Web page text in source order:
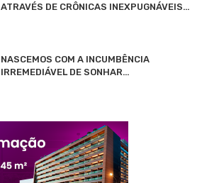
ATRAVÉS DE CRÔNICAS INEXPUGNÁVEIS…
NASCEMOS COM A INCUMBÊNCIA
IRREMEDIÁVEL DE SONHAR…